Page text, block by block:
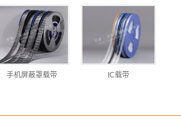
手机屏蔽罩载带 IC载带